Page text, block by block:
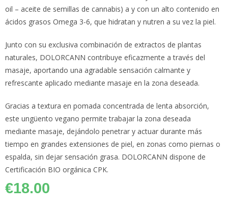
oil – aceite de semillas de cannabis) a y con un alto contenido en
ácidos grasos Omega 3-6, que hidratan y nutren a su vez la piel.
Junto con su exclusiva combinación de extractos de plantas
naturales, DOLORCANN contribuye eficazmente a través del
masaje, aportando una agradable sensación calmante y
refrescante aplicado mediante masaje en la zona deseada.
Gracias a textura en pomada concentrada de lenta absorción,
este ungüento vegano permite trabajar la zona deseada
mediante masaje, dejándolo penetrar y actuar durante más
tiempo en grandes extensiones de piel, en zonas como piernas o
espalda, sin dejar sensación grasa. DOLORCANN dispone de
Certificación BIO orgánica CPK.
€18.00